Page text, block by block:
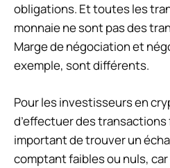
obligations. Et toutes les
monnaie ne sont pas des
Marge de négociationet
exemple, sont différents.
Pour les investisseurs en
d’effectuer des
important de trouver un
comptant faibles ou nuls,